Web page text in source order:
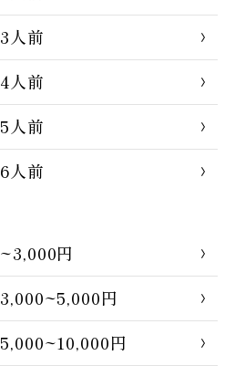
3人前
4人前
5人前
6人前
~3,000円
3,000~5,000円
5,000~10,000円